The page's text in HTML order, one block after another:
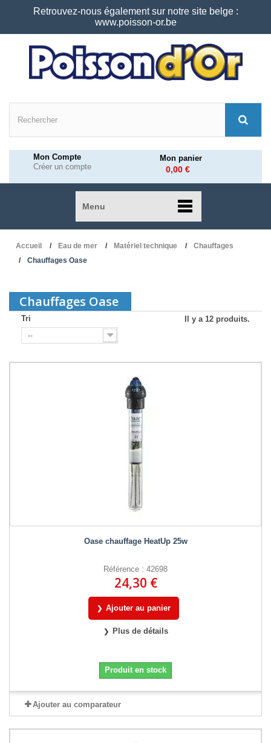
Retrouvez-nous également sur notre site belge :
www.poisson-or.be
Mon Compte
Créer un compte
Mon panier
0,00 €
Menu
Accueil Eau de mer Matériel technique
Chauffages
Chauffages Oase
Chauffages Oase
Tri
--
Il y a 12 produits.
Oase chauffage HeatUp 25w
Référence : 42698
24,30 €
Ajouter au panier
Plus de détails
Produit en stock
Ajouter au comparateur